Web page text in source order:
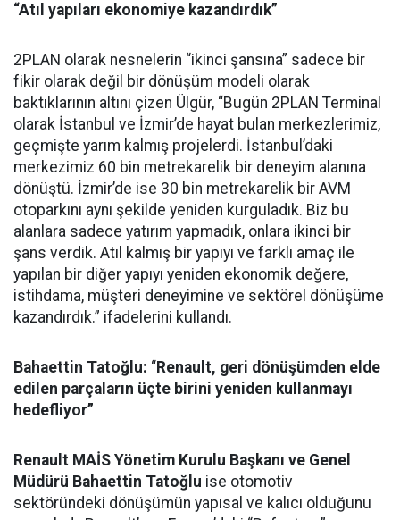
“Atıl yapıları ekonomiye kazandırdık”
2PLAN olarak nesnelerin “ikinci şansına” sadece bir
fikir olarak değil bir dönüşüm modeli olarak
baktıklarının altını çizen Ülgür, “Bugün 2PLAN Terminal
olarak İstanbul ve İzmir’de hayat bulan merkezlerimiz,
geçmişte yarım kalmış projelerdi. İstanbul’daki
merkezimiz 60 bin metrekarelik bir deneyim alanına
dönüştü. İzmir’de ise 30 bin metrekarelik bir AVM
otoparkını aynı şekilde yeniden kurguladık. Biz bu
alanlara sadece yatırım yapmadık, onlara ikinci bir
şans verdik. Atıl kalmış bir yapıyı ve farklı amaç ile
yapılan bir diğer yapıyı yeniden ekonomik değere,
istihdama, müşteri deneyimine ve sektörel dönüşüme
kazandırdık.” ifadelerini kullandı.
Bahaettin Tatoğlu: “Renault, geri dönüşümden elde
edilen parçaların üçte birini yeniden kullanmayı
hedefliyor”
Renault MAİS Yönetim Kurulu Başkanı ve Genel
Müdürü Bahaettin Tatoğlu ise otomotiv
sektöründeki dönüşümün yapısal ve kalıcı olduğunu